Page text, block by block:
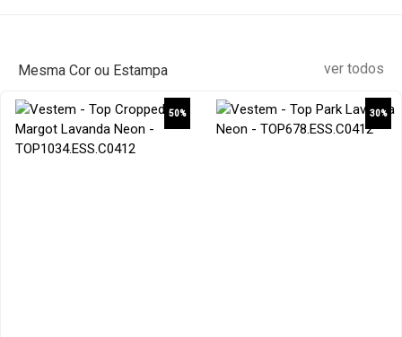
Mesma Cor ou Estampa ver todos
50% 30%